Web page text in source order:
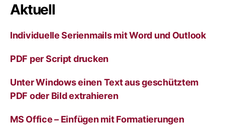
r
n
v
Aktuell
Individuelle Serienmails mit Word und Outlook
PDF per Script drucken
Unter Windows einen Text aus geschütztem
PDF oder Bild extrahieren
MS Office – Einfügen mit Formatierungen